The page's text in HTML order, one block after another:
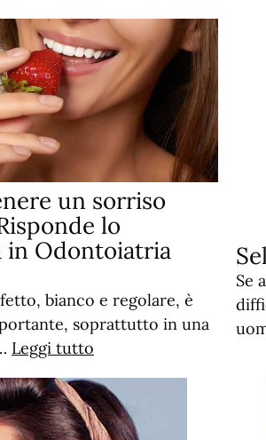
un sorriso
lo
in Odontoiatria
bianco e regolare, è
soprattutto in una
Leggi tutto
Se